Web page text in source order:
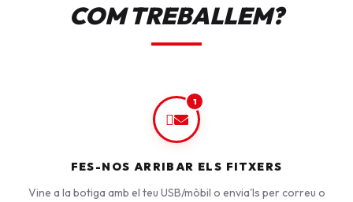
COM TREBALLEM?
1
FES-NOS ARRIBAR ELS FITXERS
Vine a la botiga amb el teu USB/mòbil o envia'ls per correu o